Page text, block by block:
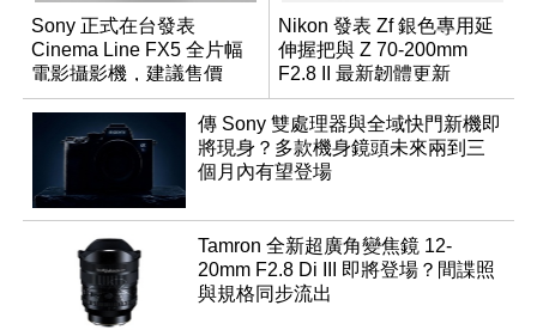
Sony 正式在台發表
Cinema Line FX5 全片幅
電影攝影機，建議售價
NT$144,980
Nikon 發表 Zf 銀色專用延
伸握把與 Z 70-200mm
F2.8 II 最新韌體更新
傳 Sony 雙處理器與全域快門新機即
將現身？多款機身鏡頭未來兩到三
個月內有望登場
Tamron 全新超廣角變焦鏡 12-
20mm F2.8 Di III 即將登場？間諜照
與規格同步流出